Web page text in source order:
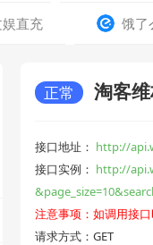
欢 积分翻5倍！喵~快来囤积分啦！🎉
喵有券短信通知可能受运营商政策影
直充 饿了
正常 淘客
接口地址： http://
接口实例： http://
注意事项：如调用接
请求方式：GET